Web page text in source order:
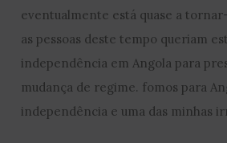
eventualmente está quase a
as pessoas deste tempo queriam
independência em Angola para
mudança de regime. fomos para
independência e uma das minhas